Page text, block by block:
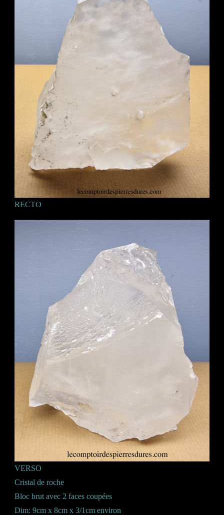
RECTO
VERSO
Cristal de roche
Bloc brut avec 2 faces coupées
Dim: 9cm x 8cm x 3/1cm environ